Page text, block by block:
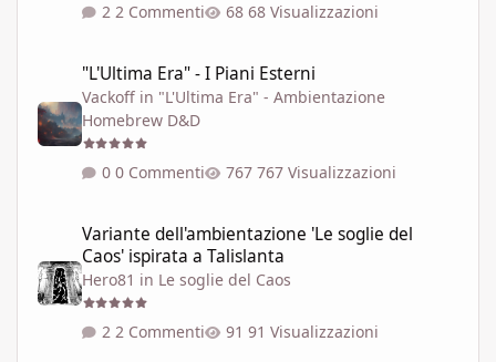
2 Commenti 68 Visualizzazioni
"L'Ultima Era" - I Piani Esterni
Vackoff in "L'Ultima Era" - Ambientazione
Homebrew D&D
0 Commenti 767 Visualizzazioni
Variante dell'ambientazione 'Le soglie del
Caos' ispirata a Talislanta
Hero81 in Le soglie del Caos
2 Commenti 91 Visualizzazioni